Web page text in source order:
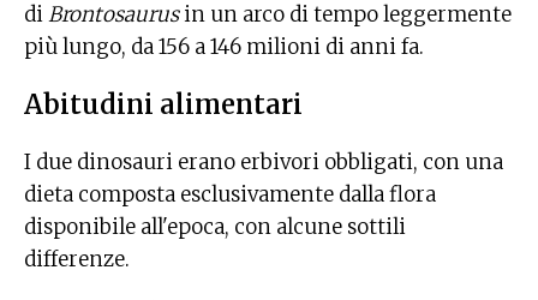
diBrontosaurusin un arco di tempo leggermente
più lungo, da 156 a 146 milioni di anni fa.
Abitudini alimentari
I due dinosauri erano erbivori obbligati, con una
dieta composta esclusivamente dalla flora
disponibile all'epoca, con alcune sottili
differenze.